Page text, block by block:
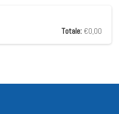
Totale: €0,00